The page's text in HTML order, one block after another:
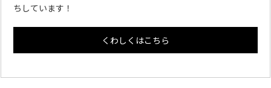
ちしています！
くわしくはこちら